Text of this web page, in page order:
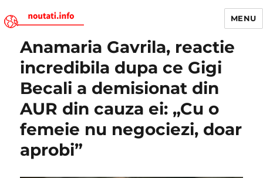
Noutati.Info
MENU
Anamaria Gavrila, reactie
incredibila dupa ce Gigi
Becali a demisionat din
AUR din cauza ei: „Cu o
femeie nu negociezi, doar
aprobi”